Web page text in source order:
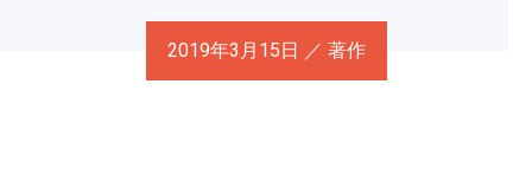
2019年3月15日 ／ 著作